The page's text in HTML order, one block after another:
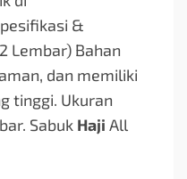
&
Lembar) Bahan
dan memiliki
tinggi. Ukuran
Sabuk Haji All